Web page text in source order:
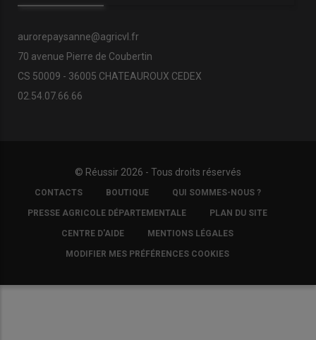
aurorepaysanne@agricvl.fr
70 avenue Pierre de Coubertin
CS 50009 - 36005 CHATEAUROUX CEDEX
02.54.07.66.66
© Réussir 2026 - Tous droits réservés
FOOTER
COPYRIGHT
CONTACTS BOUTIQUE QUI SOMMES-NOUS ?
PRESSE AGRICOLE DÉPARTEMENTALE PLAN DU SITE
CENTRE D'AIDE MENTIONS LÉGALES
MODIFIER MES PRÉFÉRENCES COOKIES